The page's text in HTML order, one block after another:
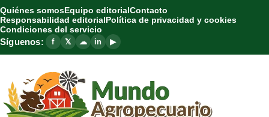
Quiénes somosEquipo editorialContacto
Responsabilidad editorialPolítica de privacidad y cookies
Condiciones del servicio
Síguenos: f 𝕏 ☁ in ▶